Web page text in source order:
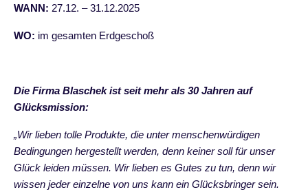
WANN: 27.12. – 31.12.2025
WO: im gesamten Erdgeschoß
Die Firma Blaschek ist seit mehr als 30 Jahren auf
Glücksmission:
„Wir lieben tolle Produkte, die unter menschenwürdigen
Bedingungen hergestellt werden, denn keiner soll für unser
Glück leiden müssen. Wir lieben es Gutes zu tun, denn wir
wissen jeder einzelne von uns kann ein Glücksbringer sein.